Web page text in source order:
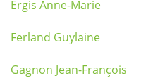
Ergis Anne-Marie
Ferland Guylaine
Gagnon Jean-François